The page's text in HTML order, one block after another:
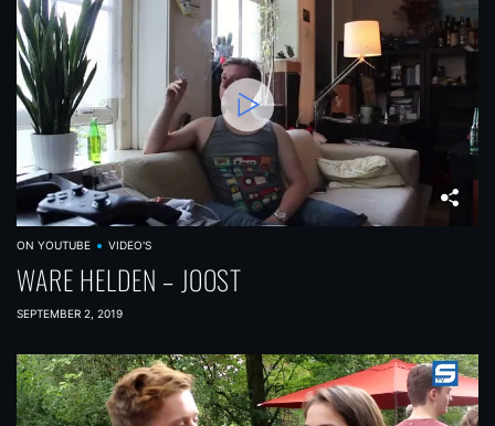
ON YOUTUBE VIDEO'S
WARE HELDEN – JOOST
SEPTEMBER 2, 2019